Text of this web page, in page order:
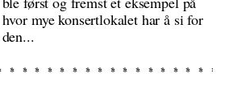
hvor mye konsertlokalet har å si for
den...